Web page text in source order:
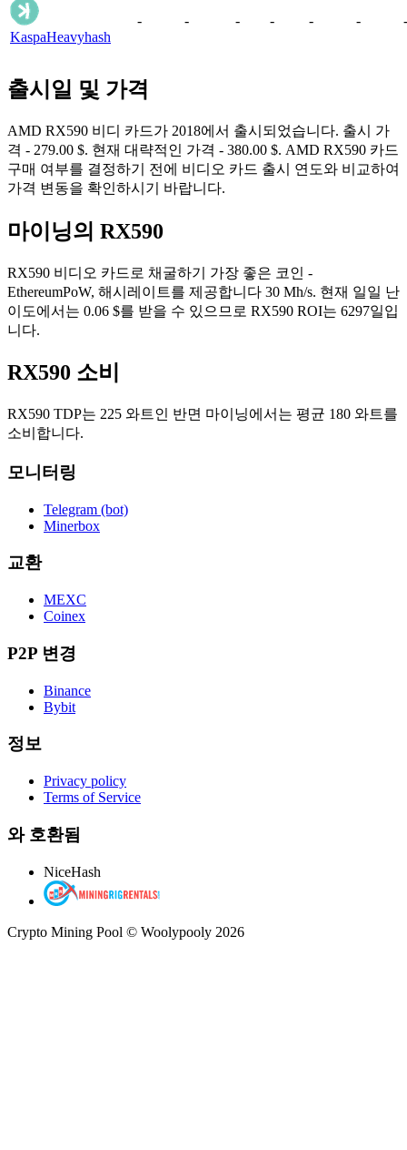
KaspaHeavyhash
- - - - - - -
출시일 및 가격
AMD RX590 비디 카드가 2018에서 출시되었습니다. 출시 가
격 - 279.00 $. 현재 대략적인 가격 - 380.00 $. AMD RX590 카드
구매 여부를 결정하기 전에 비디오 카드 출시 연도와 비교하여
가격 변동을 확인하시기 바랍니다.
마이닝의 RX590
RX590 비디오 카드로 채굴하기 가장 좋은 코인 -
EthereumPoW, 해시레이트를 제공합니다 30 Mh/s. 현재 일일 난
이도에서는 0.06 $를 받을 수 있으므로 RX590 ROI는 6297일입
니다.
RX590 소비
RX590 TDP는 225 와트인 반면 마이닝에서는 평균 180 와트를
소비합니다.
모니터링
Telegram (bot)
Minerbox
교환
MEXC
Coinex
P2P 변경
Binance
Bybit
정보
Privacy policy
Terms of Service
와 호환됨
NiceHash
Crypto Mining Pool © Woolypooly 2026